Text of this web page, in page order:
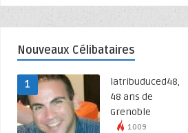
Nouveaux Célibataires
1
latribuduced48,
48 ans de
Grenoble
1009